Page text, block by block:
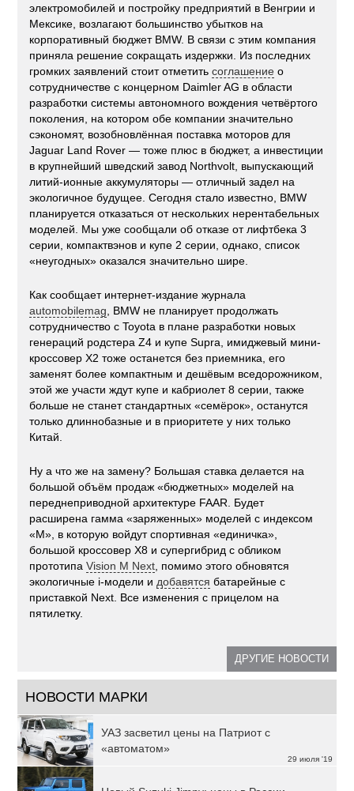
электромобилей и постройку предприятий в Венгрии и
Мексике, возлагают большинство убытков на
корпоративный бюджет BMW. В связи с этим компания
приняла решение сокращать издержки. Из последних
громких заявлений стоит отметитьсоглашение о
сотрудничестве с концерном Daimler AG в области
разработки системы автономного вождения четвёртого
поколения, на котором обе компании значительно
сэкономят, возобновлённая поставка моторов для
Jaguar Land Rover — тоже плюс в бюджет, а инвестиции
в крупнейший шведский завод Northvolt, выпускающий
литий-ионные аккумуляторы — отличный задел на
экологичное будущее. Сегодня стало известно, BMW
планируется отказаться от нескольких нерентабельных
моделей. Мы уже сообщали об отказе от лифтбека 3
серии, компактвэнов и купе 2 серии, однако, список
«неугодных» оказался значительно шире.
Как сообщает интернет-издание журнала
automobilemag , BMW не планирует продолжать
сотрудничество с Toyota в плане разработки новых
генераций родстера Z4 и купе Supra, имиджевый мини-
кроссовер X2 тоже останется без приемника, его
заменят более компактным и дешёвым вседорожником,
этой же участи ждут купе и кабриолет 8 серии, также
больше не станет стандартных «семёрок», останутся
только длиннобазные и в приоритете у них только
Китай.
Ну а что же на замену? Большая ставка делается на
большой объём продаж «бюджетных» моделей на
переднеприводной архитектуре FAAR. Будет
расширена гамма «заряженных» моделей с индексом
«M», в которую войдут спортивная «единичка»,
большой кроссовер X8 и супергибрид с обликом
прототипаVision M Next , помимо этого обновятся
экологичные i-модели и добавятся батарейные с
приставкой Next. Все изменения с прицелом на
пятилетку.
ДРУГИЕ НОВОСТИ
НОВОСТИ МАРКИ
29 июля '19
УАЗ засветил цены на Патриот с
«автоматом»